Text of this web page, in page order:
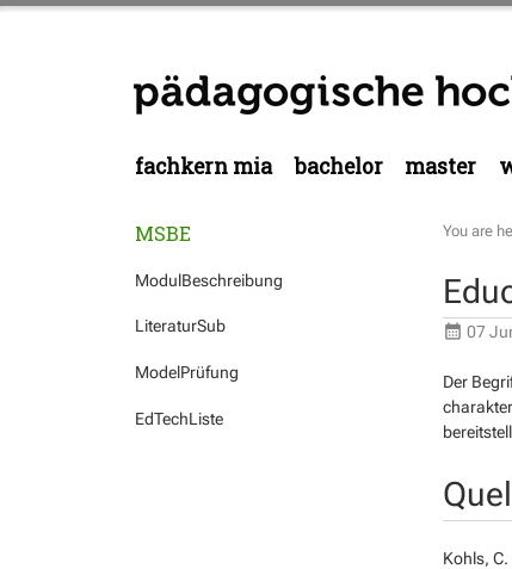
fachkern mia bachelor master
MSBE
ModulBeschreibung
LiteraturSub
ModelPrüfung
EdTechListe
You are
07
Der
Kohls,